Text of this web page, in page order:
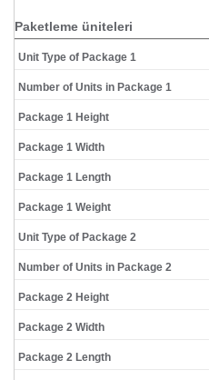
Paketleme üniteleri
Unit Type of Package 1
Number of Units in Package 1
Package 1 Height
Package 1 Width
Package 1 Length
Package 1 Weight
Unit Type of Package 2
Number of Units in Package 2
Package 2 Height
Package 2 Width
Package 2 Length